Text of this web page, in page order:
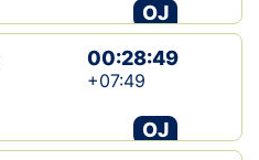
OJ
00:28:49
+07:49
OJ